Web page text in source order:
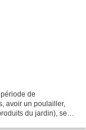
de
avoir un poulailler,
du jardin), ses